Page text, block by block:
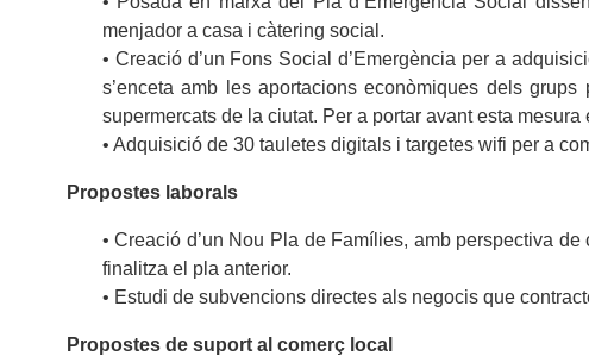
menjador a casa i càtering social.
• Creació d’un Fons Social d’Emergència per a
s’enceta amb les aportacions econòmiques dels
supermercats de la ciutat. Per a portar avant esta
• Adquisició de 30 tauletes digitals i targetes wifi per a
Propostes laborals
• Creació d’un Nou Pla de Famílies, amb perspectiva
finalitza el pla anterior.
• Estudi de subvencions directes als negocis que
Propostes de suport al comerç local